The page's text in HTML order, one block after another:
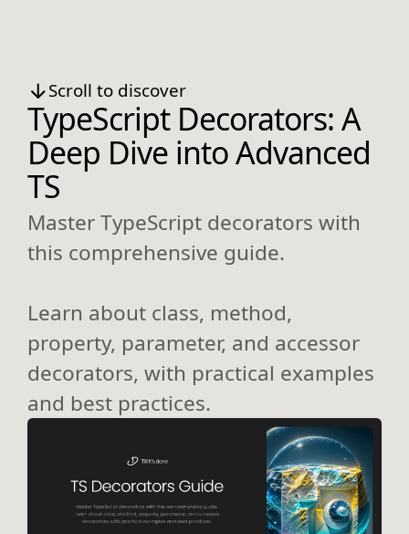
Scroll to discover
TypeScript Decorators: A
Deep Dive into Advanced
TS
Master TypeScript decorators with
this comprehensive guide.
Learn about class, method,
property, parameter, and accessor
decorators, with practical examples
and best practices.